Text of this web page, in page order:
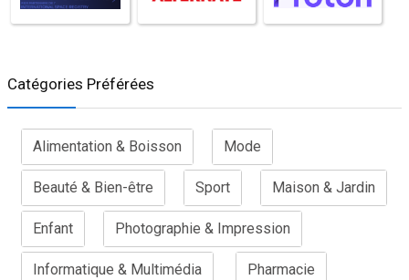
Catégories Préférées
Alimentation & Boisson Mode
Beauté & Bien-être Sport Maison & Jardin
Enfant Photographie & Impression
Informatique & Multimédia Pharmacie